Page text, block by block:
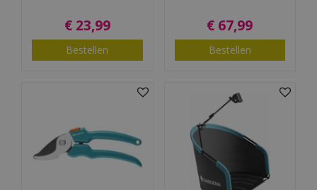
€ 23,99
Bestellen
€ 67,99
Bestellen